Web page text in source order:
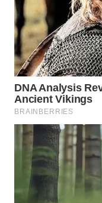
WN
SURABAYA
WN
NATUNA
WN
WN
MANDALIKA